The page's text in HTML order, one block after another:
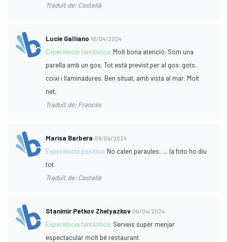
Traduït de: Castellà
Lucie Galliano 16/04/2024
Experiència fantàstica: Molt bona atenció. Som una
parella amb un gos. Tot està previst per al gos: gots,
coixí i llaminadures. Ben situat, amb vista al mar. Molt
net.
Traduït de: Francès
Marisa Barbera 09/04/2024
Experiència positiva: No calen paraules….. la foto ho diu
tot
Traduït de: Castellà
Stanimir Petkov Zhelyazkov 06/04/2024
Experiència fantàstica: Serveis super menjar
espectacular molt bé restaurant